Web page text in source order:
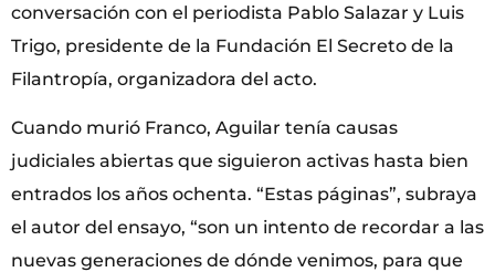
conversación con el periodista Pablo Salazar y Luis
Trigo, presidente de la Fundación El Secreto de la
Filantropía, organizadora del acto.
Cuando murió Franco, Aguilar tenía causas
judiciales abiertas que siguieron activas hasta bien
entrados los años ochenta. “Estas páginas”, subraya
el autor del ensayo, “son un intento de recordar a las
nuevas generaciones de dónde venimos, para que